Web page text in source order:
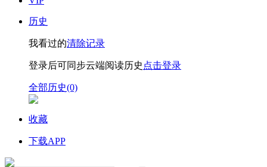
历史
我看过的清除记录
登录后可同步云端阅读历史 点击登录
全部历史(0)
收藏
下载APP